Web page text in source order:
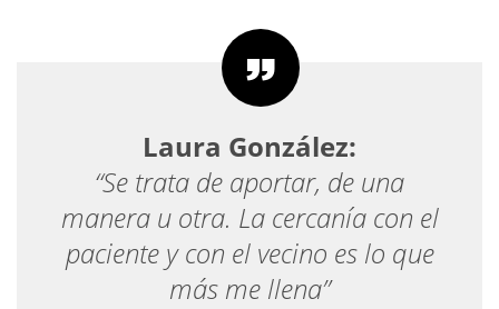
Laura González:
“Se trata de aportar, de una
manera u otra. La cercanía con el
paciente y con el vecino es lo que
más me llena”